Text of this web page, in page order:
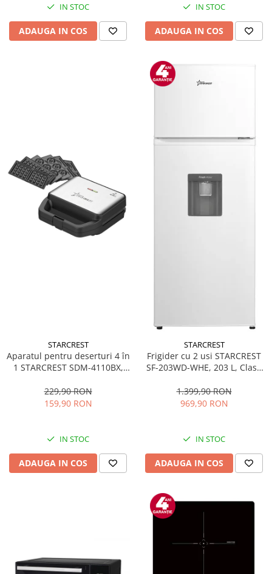
IN STOC
ADAUGA IN COS
IN STOC
ADAUGA IN COS
STARCREST
Aparatul pentru deserturi 4 în
1 STARCREST SDM-4110BX,
invelis ceramic pentru vafe,
nuci, gogosi si smile
229,90 RON
159,90 RON
IN STOC
ADAUGA IN COS
STARCREST
Frigider cu 2 usi STARCREST
SF-203WD-WHE, 203 L, Clasa
Termostat Ajustabil, Usi
reversibile, H 145 cm, Alb
1.399,90 RON
969,90 RON
IN STOC
ADAUGA IN COS